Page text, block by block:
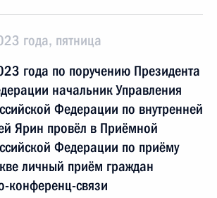
года, пятница
года по поручению Президента
начальник Управления
Федерации по внутренней
Ярин провёл в Приёмной
Федерации по приёму
личный приём граждан
конференц-связи